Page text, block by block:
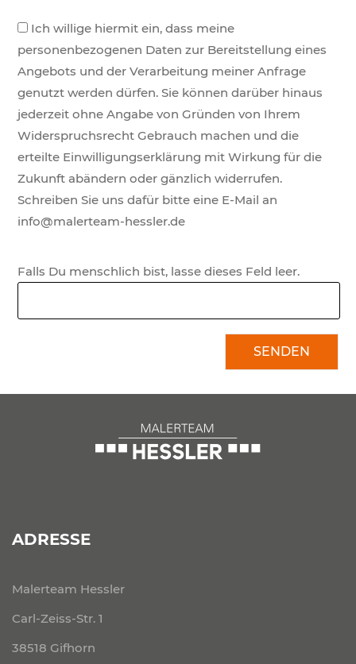
Ich willige hiermit ein, dass meine
personenbezogenen Daten zur Bereitstellung eines
Angebots und der Verarbeitung meiner Anfrage
genutzt werden dürfen. Sie können darüber hinaus
jederzeit ohne Angabe von Gründen von Ihrem
Widerspruchsrecht Gebrauch machen und die
erteilte Einwilligungserklärung mit Wirkung für die
Zukunft abändern oder gänzlich widerrufen.
Schreiben Sie uns dafür bitte eine E-Mail an
info@malerteam-hessler.de
Falls Du menschlich bist, lasse dieses Feld leer.
SENDEN
ADRESSE
Malerteam Hessler
Carl-Zeiss-Str. 1
38518 Gifhorn